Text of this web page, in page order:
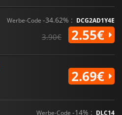
Werbe-Code -34.62% : DCG2AD1Y4E
3.90€ 2.55€
2.69€
Werbe-Code -14% : DLC14